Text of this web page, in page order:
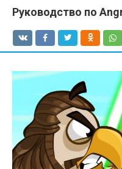
Руководство по